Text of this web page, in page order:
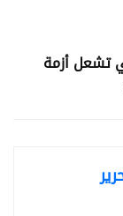
تشعل أزمة